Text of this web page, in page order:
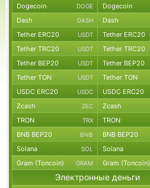
Dogecoin DOGE Dogecoin
Dash DASH Dash
Tether ERC20 USDT Tether ERC20
Tether TRC20 USDT Tether TRC20
Tether BEP20 USDT Tether BEP20
Tether TON USDT Tether TON
USDC ERC20 USDC USDC ERC20
Zcash ZEC Zcash
TRON TRX TRON
BNB BEP20 BNB BNB BEP20
Solana SOL Solana
Gram (Toncoin) GRAM Gram (Toncoin)
Электронные деньги